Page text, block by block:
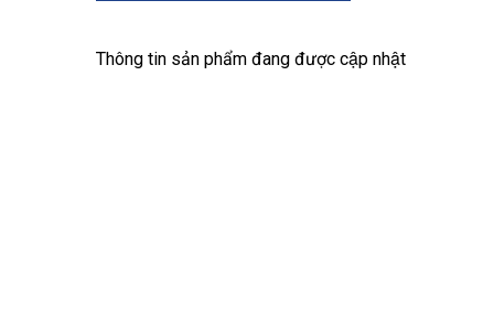
Thông tin sản phẩm đang được cập nhật